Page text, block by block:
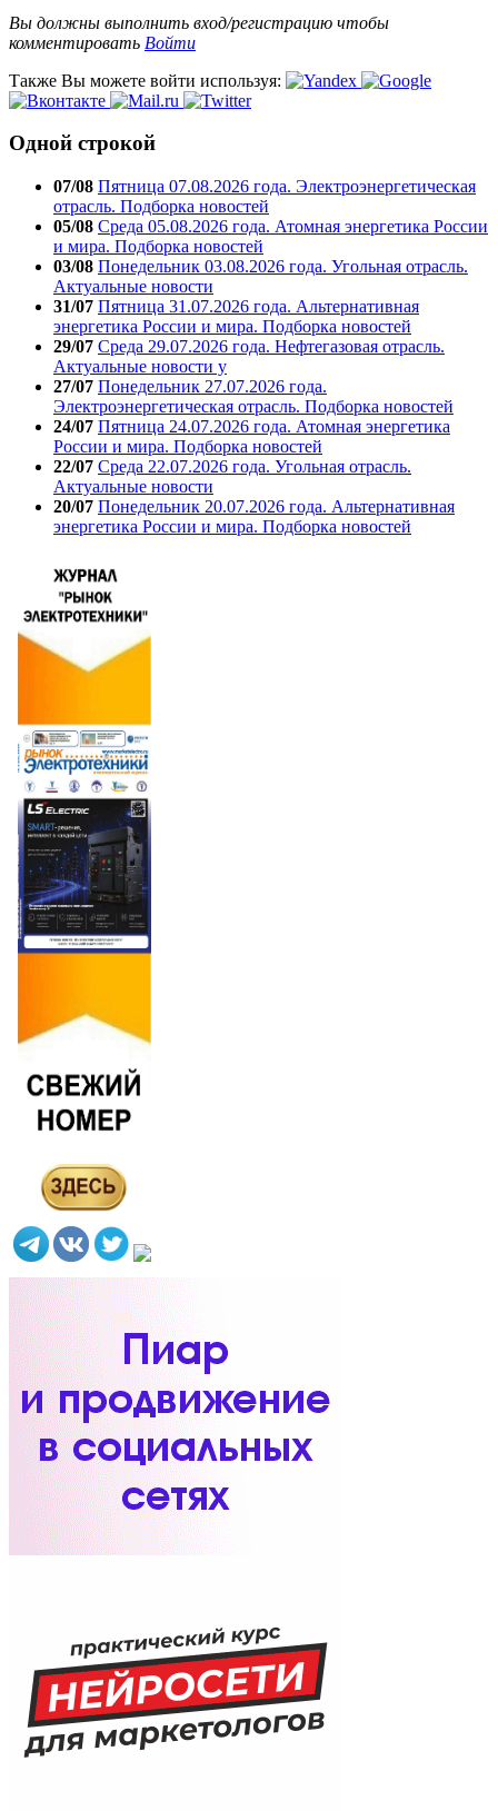
Вы должны выполнить вход/регистрацию чтобы
комментировать Войти
Также Вы можете войти используя:
Одной строкой
07/08 Пятница 07.08.2026 года. Электроэнергетическая
отрасль. Подборка новостей
05/08 Среда 05.08.2026 года. Атомная энергетика России
и мира. Подборка новостей
03/08 Понедельник 03.08.2026 года. Угольная отрасль.
Актуальные новости
31/07 Пятница 31.07.2026 года. Альтернативная
энергетика России и мира. Подборка новостей
29/07 Среда 29.07.2026 года. Нефтегазовая отрасль.
Актуальные новости у
27/07 Понедельник 27.07.2026 года.
Электроэнергетическая отрасль. Подборка новостей
24/07 Пятница 24.07.2026 года. Атомная энергетика
России и мира. Подборка новостей
22/07 Среда 22.07.2026 года. Угольная отрасль.
Актуальные новости
20/07 Понедельник 20.07.2026 года. Альтернативная
энергетика России и мира. Подборка новостей